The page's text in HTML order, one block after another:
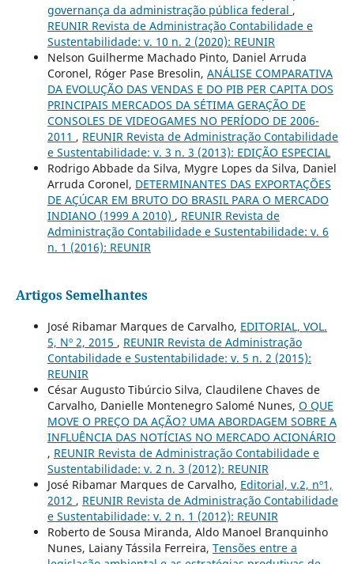
governança da administração pública federal ,
REUNIR Revista de Administração Contabilidade e
Sustentabilidade: v. 10 n. 2 (2020): REUNIR
Nelson Guilherme Machado Pinto, Daniel Arruda
Coronel, Róger Pase Bresolin, ANÁLISE COMPARATIVA
DA EVOLUÇÃO DAS VENDAS E DO PIB PER CAPITA DOS
PRINCIPAIS MERCADOS DA SÉTIMA GERAÇÃO DE
CONSOLES DE VIDEOGAMES NO PERÍODO DE 2006-
2011 , REUNIR Revista de Administração Contabilidade
e Sustentabilidade: v. 3 n. 3 (2013): EDIÇÃO ESPECIAL
Rodrigo Abbade da Silva, Mygre Lopes da Silva, Daniel
Arruda Coronel, DETERMINANTES DAS EXPORTAÇÕES
DE AÇÚCAR EM BRUTO DO BRASIL PARA O MERCADO
INDIANO (1999 A 2010) , REUNIR Revista de
Administração Contabilidade e Sustentabilidade: v. 6
n. 1 (2016): REUNIR
Artigos Semelhantes
José Ribamar Marques de Carvalho, EDITORIAL, VOL.
5, Nº 2, 2015 , REUNIR Revista de Administração
Contabilidade e Sustentabilidade: v. 5 n. 2 (2015):
REUNIR
César Augusto Tibúrcio Silva, Claudilene Chaves de
Carvalho, Danielle Montenegro Salomé Nunes, O QUE
MOVE O PREÇO DA AÇÃO? UMA ABORDAGEM SOBRE A
INFLUÊNCIA DAS NOTÍCIAS NO MERCADO ACIONÁRIO
, REUNIR Revista de Administração Contabilidade e
Sustentabilidade: v. 2 n. 3 (2012): REUNIR
José Ribamar Marques de Carvalho, Editorial, v.2, nº1,
2012 , REUNIR Revista de Administração Contabilidade
e Sustentabilidade: v. 2 n. 1 (2012): REUNIR
Roberto de Sousa Miranda, Aldo Manoel Branquinho
Nunes, Laiany Tássila Ferreira, Tensões entre a